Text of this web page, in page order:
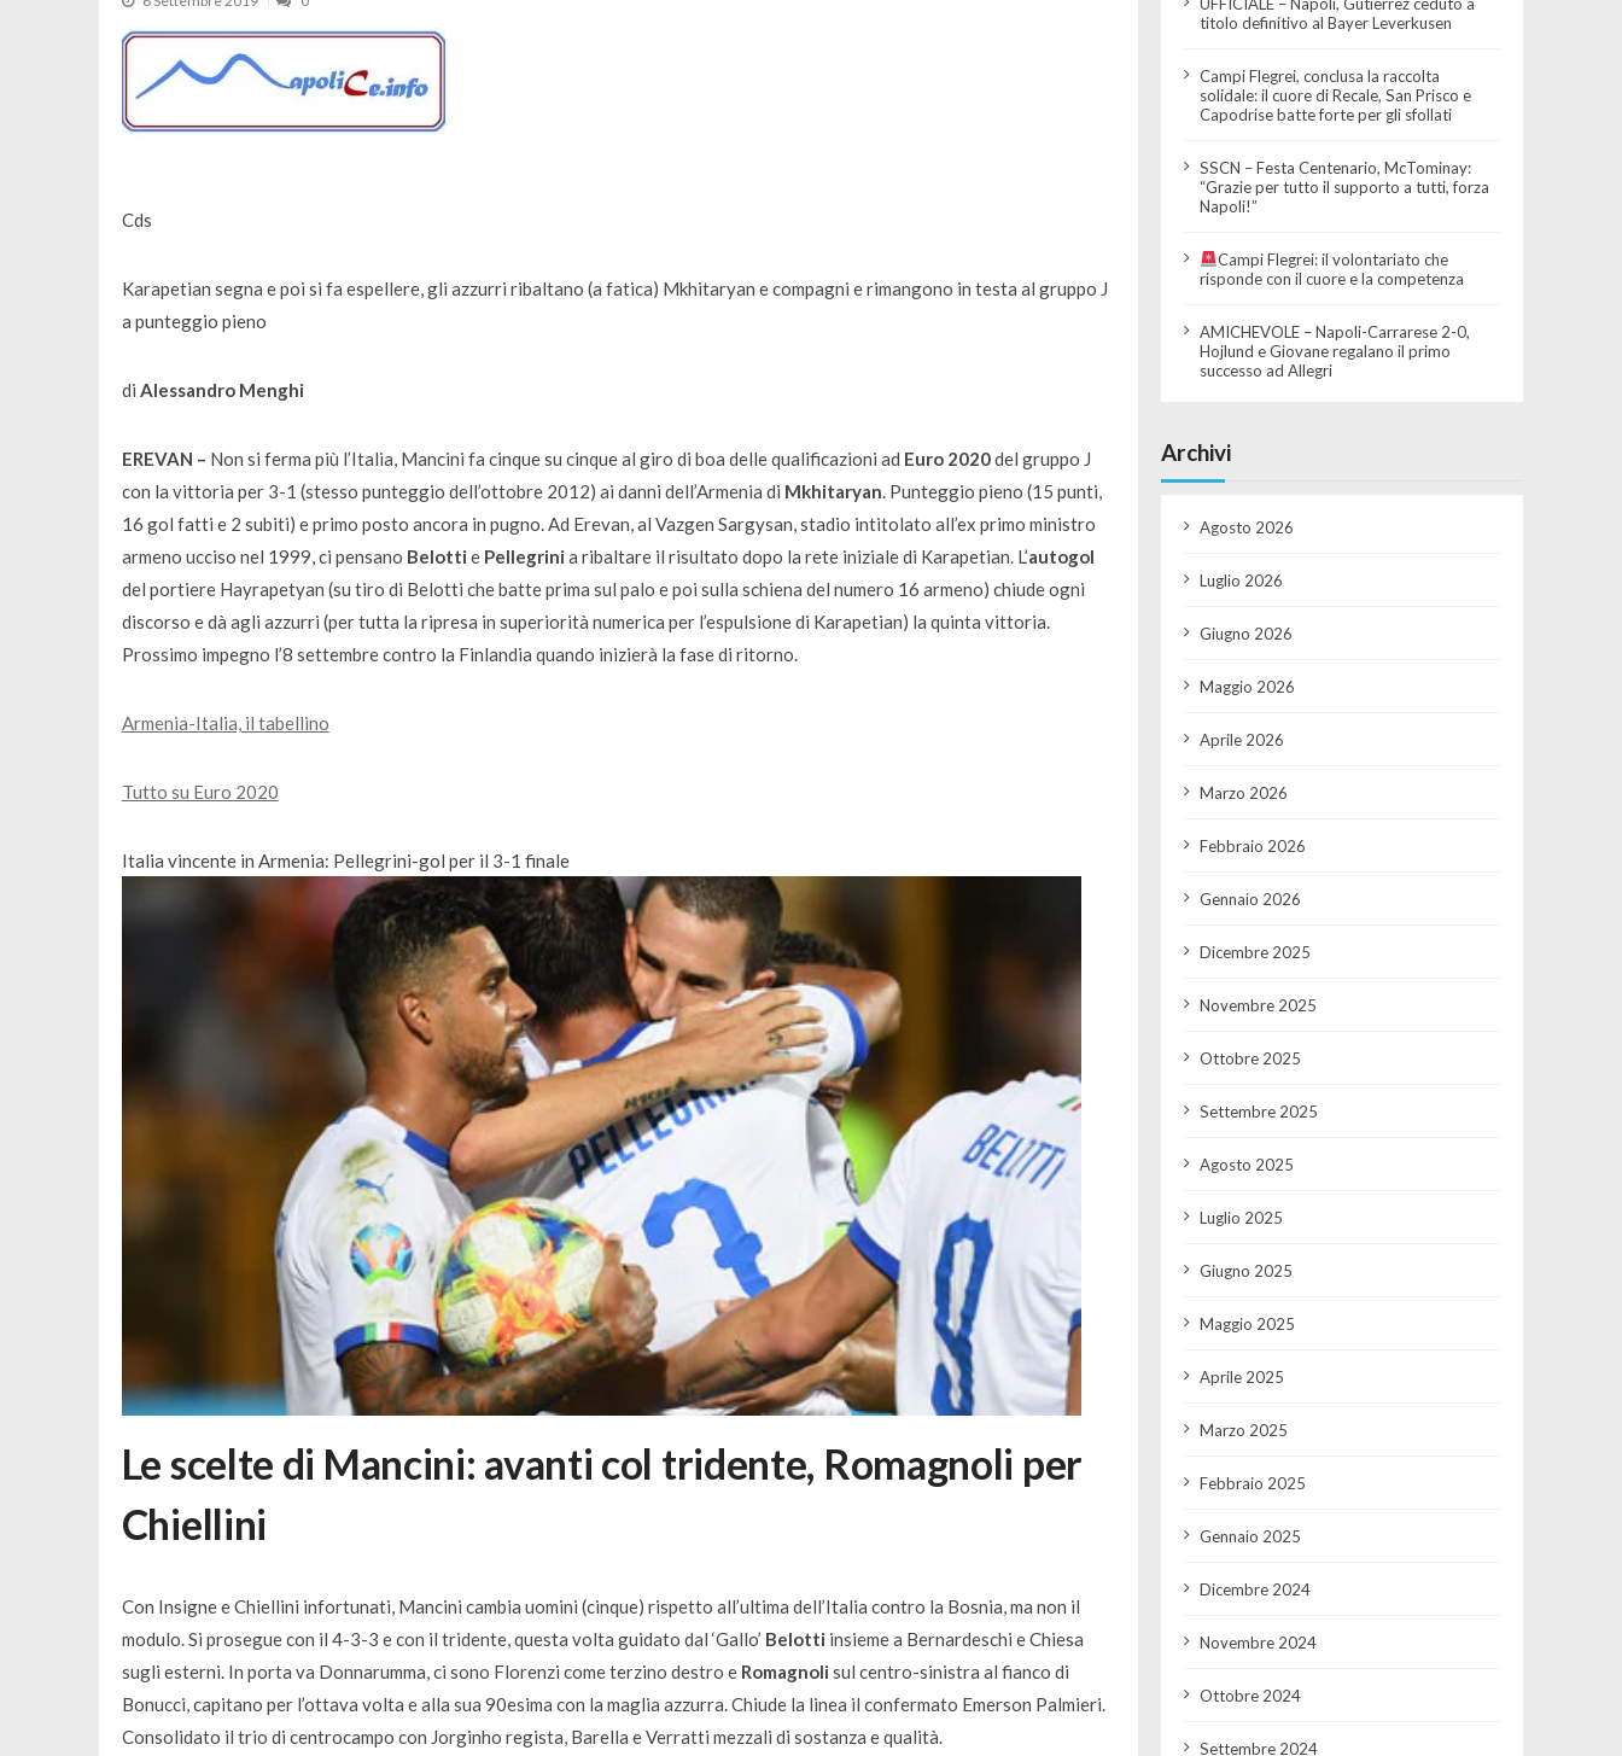
Cds
Karapetian segna e poi si fa espellere, gli azzurri ribaltano (a fatica) Mkhitaryan e compagni e rimangono in testa al gruppo J
a punteggio pieno
di Alessandro Menghi
EREVAN – Non si ferma più l’Italia, Mancini fa cinque su cinque al giro di boa delle qualificazioni ad Euro 2020del gruppo J
con la vittoria per 3-1 (stesso punteggio dell’ottobre 2012) ai danni dell’Armenia di Mkhitaryan. Punteggio pieno (15 punti,
16 gol fatti e 2 subiti) e primo posto ancora in pugno. Ad Erevan, al Vazgen Sargysan, stadio intitolato all’ex primo ministro
armeno ucciso nel 1999, ci pensano Belotti e Pellegrini a ribaltare il risultato dopo la rete iniziale di Karapetian. L’autogol
del portiere Hayrapetyan (su tiro di Belotti che batte prima sul palo e poi sulla schiena del numero 16 armeno) chiude ogni
discorso e dà agli azzurri (per tutta la ripresa in superiorità numerica per l’espulsione di Karapetian) la quinta vittoria.
Prossimo impegno l’8 settembre contro la Finlandia quando inizierà la fase di ritorno.
Armenia-Italia, il tabellino
Tutto su Euro 2020
Italia vincente in Armenia: Pellegrini-gol per il 3-1 finale
Le scelte di Mancini: avanti col tridente, Romagnoli per
Chiellini
Con Insigne e Chiellini infortunati, Mancini cambia uomini (cinque) rispetto all’ultima dell’Italia contro la Bosnia, ma non il
modulo. Si prosegue con il 4-3-3 e con il tridente, questa volta guidato dal ‘Gallo’ Belotti insieme a Bernardeschi e Chiesa
sugli esterni. In porta va Donnarumma, ci sono Florenzi come terzino destro e Romagnoli sul centro-sinistra al fianco di
Bonucci, capitano per l’ottava volta e alla sua 90esima con la maglia azzurra. Chiude la linea il confermato Emerson Palmieri.
Consolidato il trio di centrocampo con Jorginho regista, Barella e Verratti mezzali di sostanza e qualità.
titolo definitivo al Bayer Leverkusen
Campi Flegrei, conclusa la raccolta
solidale: il cuore di Recale, San Prisco e
Capodrise batte forte per gli sfollati
SSCN – Festa Centenario, McTominay:
“Grazie per tutto il supporto a tutti, forza
Napoli!”
Campi Flegrei: il volontariato che
risponde con il cuore e la competenza
AMICHEVOLE – Napoli-Carrarese 2-0,
Hojlund e Giovane regalano il primo
successo ad Allegri
Archivi
Agosto 2026
Luglio 2026
Giugno 2026
Maggio 2026
Aprile 2026
Marzo 2026
Febbraio 2026
Gennaio 2026
Dicembre 2025
Novembre 2025
Ottobre 2025
Settembre 2025
Agosto 2025
Luglio 2025
Giugno 2025
Maggio 2025
Aprile 2025
Marzo 2025
Febbraio 2025
Gennaio 2025
Dicembre 2024
Novembre 2024
Ottobre 2024
Settembre 2024